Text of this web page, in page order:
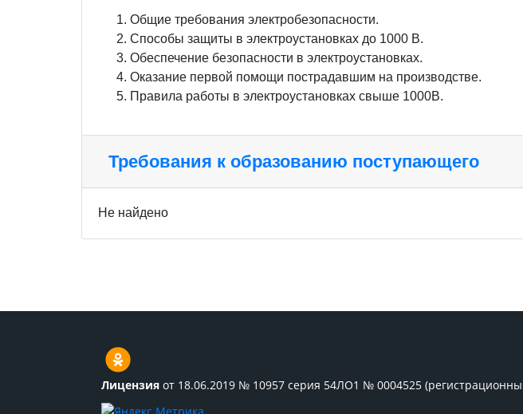
Общие требования электробезопасности.
Способы защиты в электроустановках до 1000 В.
Обеспечение безопасности в электроустановках.
Оказание первой помощи пострадавшим на производстве.
Правила работы в электроустановках свыше 1000В.
Требования к образованию поступающего
Не найдено
Лицензия от 18.06.2019 № 10957 серия 54ЛО1 № 0004525